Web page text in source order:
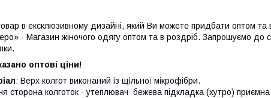
в ексклюзивному дизайні, який Ви можете придбати оптом
- Магазин жіночого одягу оптом та в роздріб. Запрошуємо до
оптові ціни!
: Верх колгот виконаний із щільної мікрофібри.
сторона колготок - утеплювач бежева підкладка (хутро) приємна